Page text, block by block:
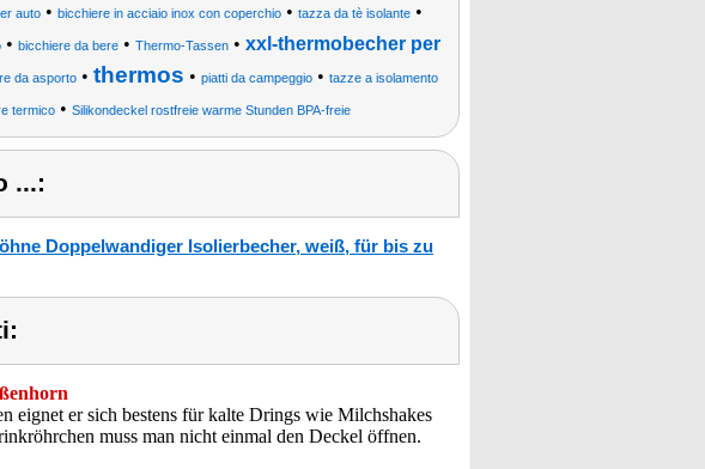
auto• bicchiere in acciaio inox con coperchio• tazza da tè isolante•
• bicchiere da bere• Thermo-Tassen• xxl-thermobecher per
da asporto • thermos • piatti da campeggio • tazze a isolamento
termico• Silikondeckel rostfreie warme Stunden BPA-freie
...:
Doppelwandiger Isolierbecher, weiß, für bis zu
eignet er sich bestens für kalte Drings wie Milchshakes
muss man nicht einmal den Deckel öffnen.